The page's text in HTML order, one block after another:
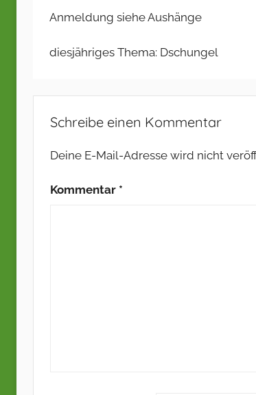
Anmeldung siehe Aushänge
diesjähriges Thema: Dschungel
Schreibe einen Kommentar
Deine E-Mail-Adresse wird nicht
Kommentar *